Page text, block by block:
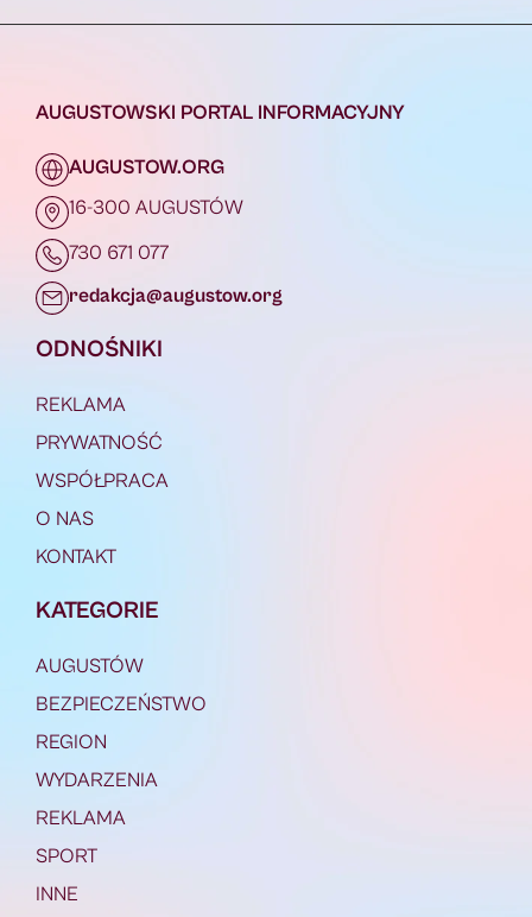
AUGUSTOWSKI PORTAL INFORMACYJNY
AUGUSTOW.ORG
16-300 AUGUSTÓW
730 671 077
redakcja@augustow.org
ODNOŚNIKI
REKLAMA
PRYWATNOŚĆ
WSPÓŁPRACA
O NAS
KONTAKT
KATEGORIE
AUGUSTÓW
BEZPIECZEŃSTWO
REGION
WYDARZENIA
REKLAMA
SPORT
INNE